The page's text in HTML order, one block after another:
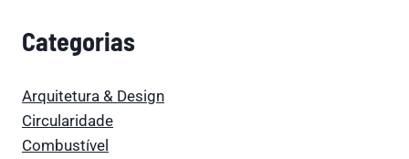
Categorias
Arquitetura & Design
Circularidade
Combustível